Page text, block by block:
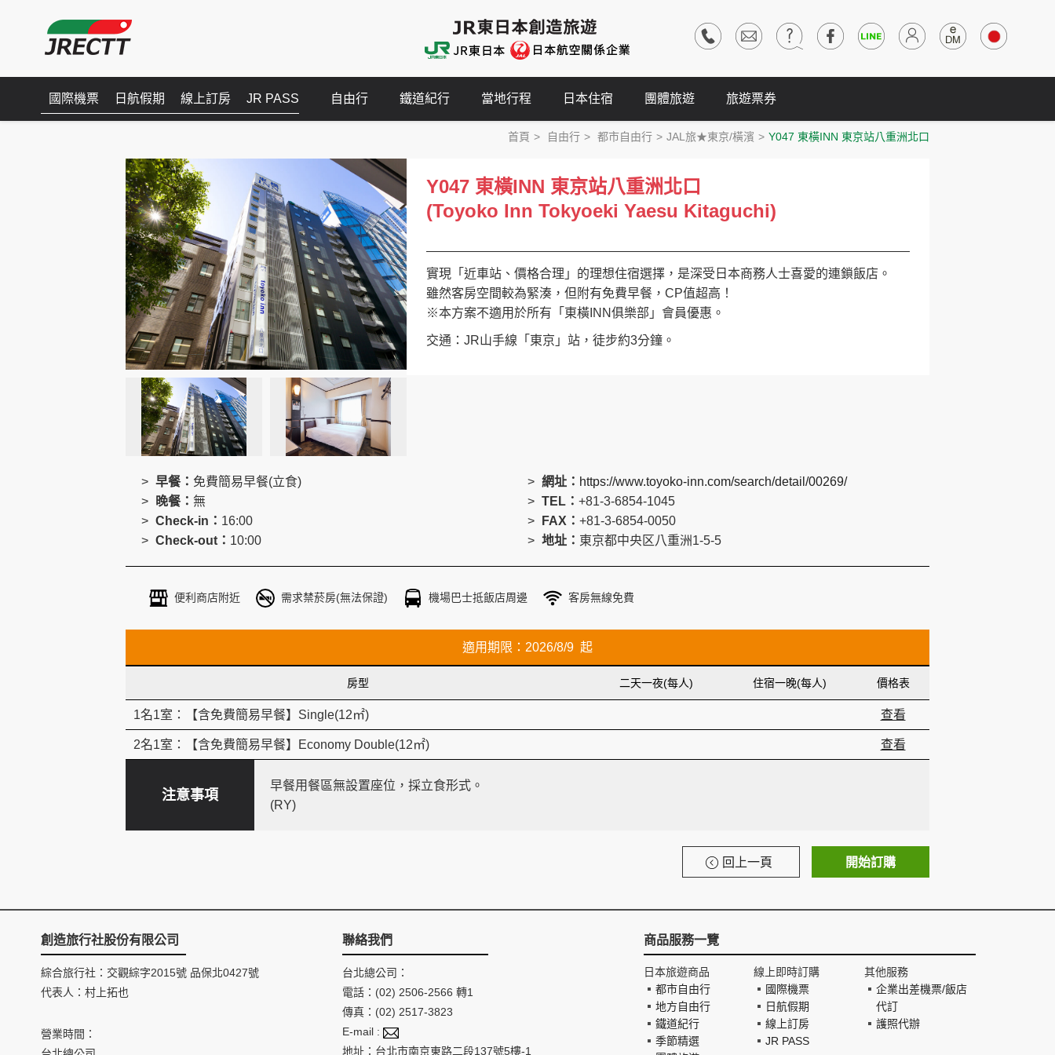
國際機票 日航假期 線上訂房 JR PASS 自由行 鐵道紀行 當地行程 日本住宿 團體旅遊 旅遊票券
首頁 自由行 都市自由行 JAL旅★東京/橫濱 Y047 東橫INN 東京站八重洲北口
Y047 東橫INN 東京站八重洲北口
(Toyoko Inn Tokyoeki Yaesu Kitaguchi)
實現「近車站、價格合理」的理想住宿選擇，是深受日本商務人士喜愛的連鎖飯店。
雖然客房空間較為緊湊，但附有免費早餐，CP值超高！
※本方案不適用於所有「東橫INN俱樂部」會員優惠。
交通：JR山手線「東京」站，徒步約3分鐘。
早餐： 免費簡易早餐(立食)
晚餐： 無
Check-in： 16:00
Check-out： 10:00
網址： https://www.toyoko-inn.com/search/detail/00269/
TEL： +81-3-6854-1045
FAX： +81-3-6854-0050
地址： 東京都中央区八重洲1-5-5
便利商店附近 需求禁菸房(無法保證) 機場巴士抵飯店周邊 客房無線免費
適用期限：2026/8/9 起
房型 二天一夜(每人) 住宿一晚(每人) 價格表
1名1室：【含免費簡易早餐】Single(12㎡) 查看
2名1室：【含免費簡易早餐】Economy Double(12㎡) 查看
注意事項
早餐用餐區無設置座位，採立食形式。
(RY)
回上一頁 開始訂購
創造旅行社股份有限公司
綜合旅行社：交觀綜字2015號 品保北0427號
代表人：村上拓也
營業時間：
聯絡我們
台北總公司：
電話：(02) 2506-2566 轉1
傳真：(02) 2517-3823
E-mail :
地址：台北市南京東路二段137號5樓-1
商品服務一覽
日本旅遊商品
都市自由行
地方自由行
鐵道紀行
季節精選
線上即時訂購
國際機票
日航假期
線上訂房
JR PASS
其他服務
企業出差機票/飯店
代訂
護照代辦